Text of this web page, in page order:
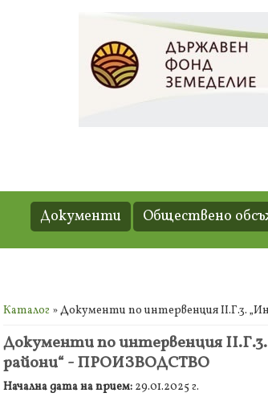
Документи Обществено
Вие сте тук
Каталог » Документи по интервенция II.Г.3.
Документи по интервенция
райони“ - ПРОИЗВОДСТВО
Начална дата на прием: 29.01.2025 г.